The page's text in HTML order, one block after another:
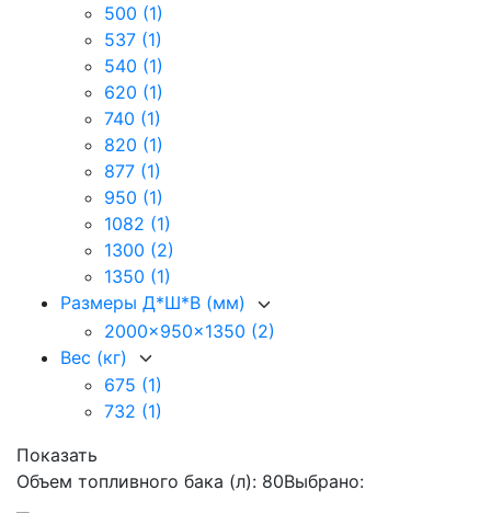
500 (1)
537 (1)
540 (1)
620 (1)
740 (1)
820 (1)
877 (1)
950 (1)
1082 (1)
1300 (2)
1350 (1)
Размеры Д*Ш*В (мм)
2000x950x1350 (2)
Вес (кг)
675 (1)
732 (1)
Показать
Объем топливного бака (л): 80Выбрано: